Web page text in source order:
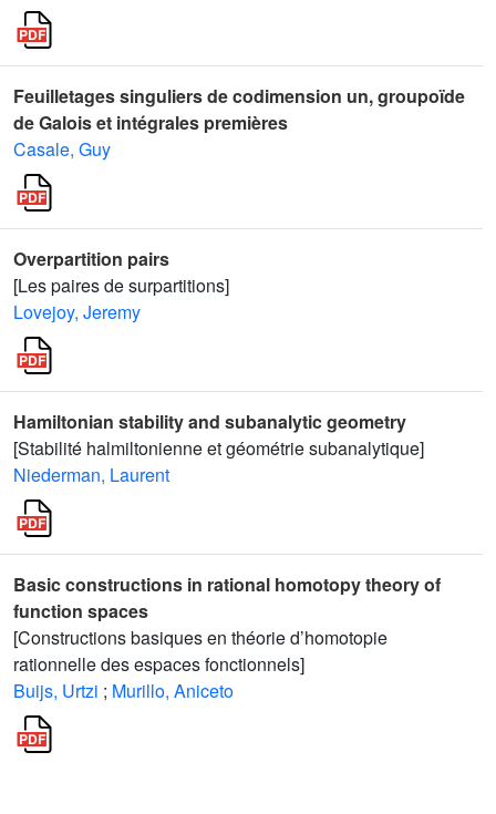
Feuilletages singuliers de codimension un, groupoïde
de Galois et intégrales premières
Casale, Guy
Overpartition pairs
[Les paires de surpartitions]
Lovejoy, Jeremy
Hamiltonian stability and subanalytic geometry
[Stabilité halmiltonienne et géométrie subanalytique]
Niederman, Laurent
Basic constructions in rational homotopy theory of
function spaces
[Constructions basiques en théorie d’homotopie
rationnelle des espaces fonctionnels]
Buijs, Urtzi ; Murillo, Aniceto